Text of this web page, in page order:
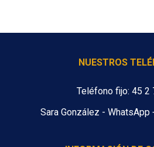
NUESTROS
Teléfono fijo: 45 2
Sara González -